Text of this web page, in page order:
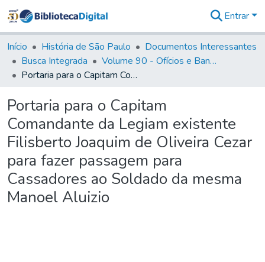
&
Coleções
Tudo na
Biblioteca
Estatísticas
Entrar
Início História de São Paulo
Documentos Interessantes
Busca Integrada
Volume 90 - Ofícios e Bandos do Capitão General, Conde de Palma, aos funcionários da Capitania (1814- 1817)
Portaria para o Capitam Comandante da Legiam existente Filisberto Joaquim de Oliveira Cezar para fazer passagem para Cassadores ao Soldado da mesma Manoel Aluizio
Portaria para o Capitam
Comandante da Legiam existente
Filisberto Joaquim de Oliveira Cezar
para fazer passagem para
Cassadores ao Soldado da mesma
Manoel Aluizio